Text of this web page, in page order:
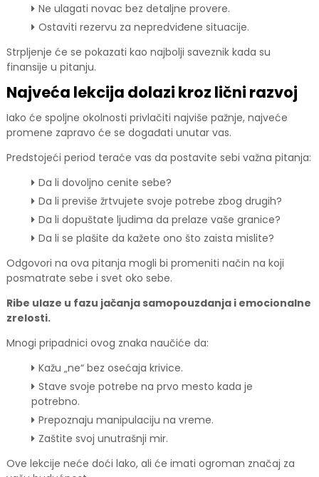
Ne ulagati novac bez detaljne provere.
Ostaviti rezervu za nepredviđene situacije.
Strpljenje će se pokazati kao najbolji saveznik kada su
finansije u pitanju.
Najveća lekcija dolazi kroz lični razvoj
Iako će spoljne okolnosti privlačiti najviše pažnje, najveće
promene zapravo će se događati unutar vas.
Predstojeći period teraće vas da postavite sebi važna pitanja:
Da li dovoljno cenite sebe?
Da li previše žrtvujete svoje potrebe zbog drugih?
Da li dopuštate ljudima da prelaze vaše granice?
Da li se plašite da kažete ono što zaista mislite?
Odgovori na ova pitanja mogli bi promeniti način na koji
posmatrate sebe i svet oko sebe.
Ribe ulaze u fazu jačanja samopouzdanja i emocionalne
zrelosti.
Mnogi pripadnici ovog znaka naučiće da:
Kažu „ne“ bez osećaja krivice.
Stave svoje potrebe na prvo mesto kada je
potrebno.
Prepoznaju manipulaciju na vreme.
Zaštite svoj unutrašnji mir.
Ove lekcije neće doći lako, ali će imati ogroman značaj za